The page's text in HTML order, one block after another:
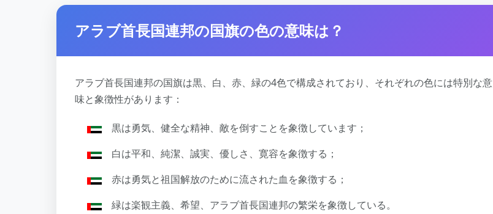
アラブ首長国連邦の国旗の色の意味は？
アラブ首長国連邦の国旗は黒、白、赤、緑の4色で構成されており、それぞれの色には特別な意
味と象徴性があります：
黒は勇気、健全な精神、敵を倒すことを象徴しています；
白は平和、純潔、誠実、優しさ、寛容を象徴する；
赤は勇気と祖国解放のために流された血を象徴する；
緑は楽観主義、希望、アラブ首長国連邦の繁栄を象徴している。